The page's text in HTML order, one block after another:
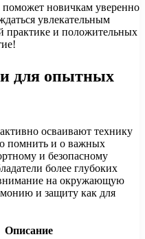
новичкам уверенно
увлекательным
практике и положительных
для опытных
осваивают технику
помнить и о важных
и безопасному
более глубоких
на окружающую
и защиту как для
Описание